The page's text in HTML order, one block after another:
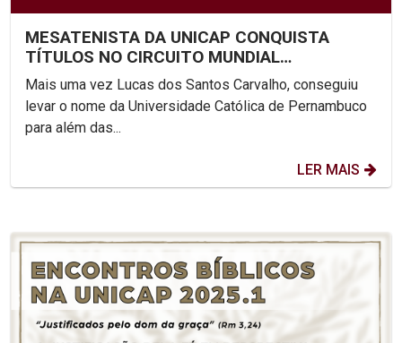
MESATENISTA DA UNICAP CONQUISTA
TÍTULOS NO CIRCUITO MUNDIAL
PARALÍMPICO
Mais uma vez Lucas dos Santos Carvalho, conseguiu
levar o nome da Universidade Católica de Pernambuco
para além das...
LER MAIS